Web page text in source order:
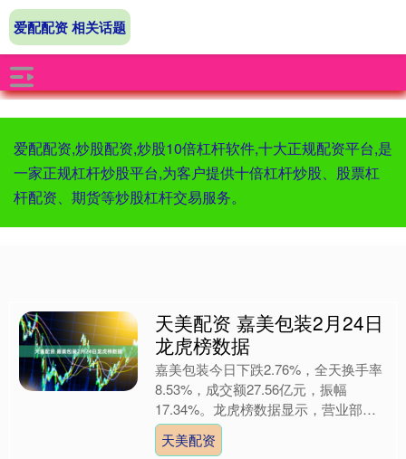
爱配配资,炒股配资,炒股10倍杠杆软件,十大正规配资平台,是
一家正规杠杆炒股平台,为客户提供十倍杠杆炒股、股票杠
杆配资、期货等炒股杠杆交易服务。
爱配配资 相关话题
天美配资 嘉美包装2月24日
龙虎榜数据
嘉美包装今日下跌2.76%，全天换手率
8.53%，成交额27.56亿元，振幅
17.34%。龙虎榜数据显示，营业部席
位合计净卖出7159.79万元。 深交所公
开信....
天美配资